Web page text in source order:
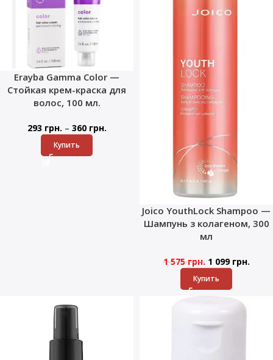
Erayba Gamma Color —
Стойкая крем-краска для
волос, 100 мл.
293 грн. – 360 грн.
Купить
Joico YouthLock Shampoo —
Шампунь з колагеном, 300
мл
1 575грн. 1 099 грн.
Купить